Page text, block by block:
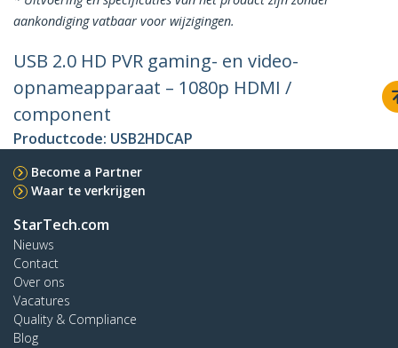
aankondiging vatbaar voor wijzigingen.
USB 2.0 HD PVR gaming- en video-
opnameapparaat – 1080p HDMI /
component
Productcode: USB2HDCAP
Become a Partner
Waar te verkrijgen
StarTech.com
Nieuws
Contact
Over ons
Vacatures
Quality & Compliance
Blog